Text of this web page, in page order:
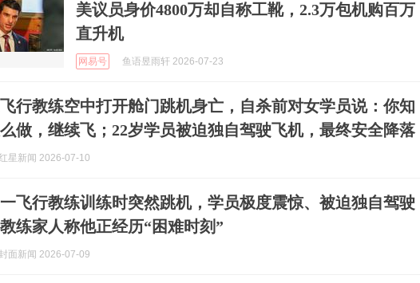
美议员身价4800万却自称工靴，2.3万包机购百万
直升机
网易号 鱼语昱雨轩 2026-07-23
行教练空中打开舱门跳机身亡，自杀前对女学员说：你知
做，继续飞；22岁学员被迫独自驾驶飞机，最终安全降落
星新闻 2026-07-10
飞行教练训练时突然跳机，学员极度震惊、被迫独自驾驶
练家人称他正经历“困难时刻”
封面新闻 2026-07-09